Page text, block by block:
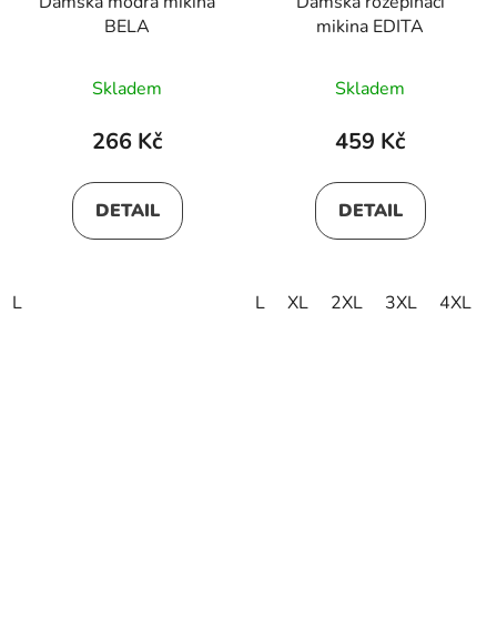
BELA
Skladem
266 Kč
DETAIL
L
mikina EDITA
Skladem
459 Kč
DETAIL
L XL 2XL 3XL 4XL